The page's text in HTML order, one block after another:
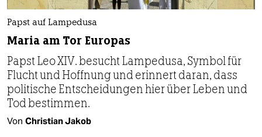
Papst auf Lampedusa
Maria am Tor Europas
Papst Leo XIV. besucht Lampedusa, Symbol für
Flucht und Hoffnung und erinnert daran, dass
politische Entscheidungen hier über Leben und
Tod bestimmen.
Von Christian Jakob